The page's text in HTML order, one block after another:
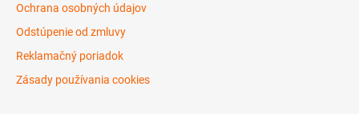
Ochrana osobných údajov
Odstúpenie od zmluvy
Reklamačný poriadok
Zásady používania cookies